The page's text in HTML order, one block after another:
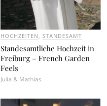
HOCHZEITEN STANDESAMT
Standesamtliche Hochzeit in
Freiburg – French Garden
Feels
Julia & Mathias